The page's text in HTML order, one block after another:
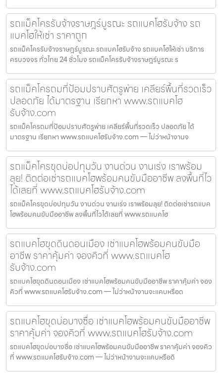
รถแม็คโครรับจ้างราษฎร์บูรณะ รถแบคโฮรับจ้าง รถ
แบคโฮให้เช่า ราคาถูก
รถแม็คโครรับจ้างราษฎร์บูรณะ รถแบคโฮรับจ้าง รถแบคโฮให้เช่า บริการ
ครบวงจร ทั่วไทย 24 ชั่วโมง รถแม็คโครรับจ้างราษฎร์บูรณะ ร
รถแม็คโครถมที่ป้อมปราบศัตรูพ่าย เคลียร์พื้นที่รวดเร็ว
ปลอดภัย ได้มาตรฐาน เรียกหา www.รถแบคโฮ
รับจ้าง.com
รถแม็คโครถมที่ป้อมปราบศัตรูพ่าย เคลียร์พื้นที่รวดเร็ว ปลอดภัย ได้
มาตรฐาน เรียกหา www.รถแบคโฮรับจ้าง.com — ไม่ว่าหน้างานจ
รถแม็คโครขุดบ่อปทุมวัน งานด่วน งานเร่ง เราพร้อม
ลุย! ติดต่อเช่ารถแบคโฮพร้อมคนขับมืออาชีพ ลงพื้นที่ไว
ได้เลยที่ www.รถแบคโฮรับจ้าง.com
รถแม็คโครขุดบ่อปทุมวัน งานด่วน งานเร่ง เราพร้อมลุย! ติดต่อเช่ารถแบค
โฮพร้อมคนขับมืออาชีพ ลงพื้นที่ไวได้เลยที่ www.รถแบคโฮ
รถแบคโฮขุดดินดอนเมือง เช่าแบคโฮพร้อมคนขับมือ
อาชีพ ราคาคุ้มค่า จองคิวที่ www.รถแบคโฮ
รับจ้าง.com
รถแบคโฮขุดดินดอนเมือง เช่าแบคโฮพร้อมคนขับมืออาชีพ ราคาคุ้มค่า จอง
คิวที่ www.รถแบคโฮรับจ้าง.com — ไม่ว่าหน้างานจะแคบหรือด
รถแบคโฮขุดบ่อบางซื่อ เช่าแบคโฮพร้อมคนขับมืออาชีพ
ราคาคุ้มค่า จองคิวที่ www.รถแบคโฮรับจ้าง.com
รถแบคโฮขุดบ่อบางซื่อ เช่าแบคโฮพร้อมคนขับมืออาชีพ ราคาคุ้มค่า จองคิว
ที่ www.รถแบคโฮรับจ้าง.com — ไม่ว่าหน้างานจะแคบหรือดิ